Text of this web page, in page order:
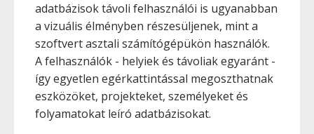
adatbázisok távoli felhasználói is ugyanabban
a vizuális élményben részesüljenek, mint a
szoftvert asztali számítógépükön használók.
A felhasználók - helyiek és távoliak egyaránt -
így egyetlen egérkattintással megoszthatnak
eszközöket, projekteket, személyeket és
folyamatokat leíró adatbázisokat.